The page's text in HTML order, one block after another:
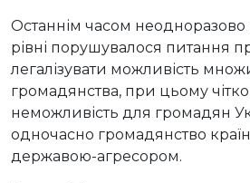
Останнім часом
рівні порушувалося питання
легалізувати можливість
громадянства, при цьому
неможливість для громадян
одночасно громадянство
державою-агресором.